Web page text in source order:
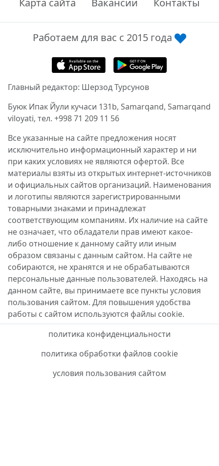
Карта сайта
Вакансии Контакты
Работаем для вас с 2015 года
Главный редактор: Шерзод Турсунов
Буюк Ипак Йули кучаси 131b, Samarqand, Samarqand
viloyati, тел. +998 71 209 11 56
Все указанные на сайте предложения носят
исключительно информационный характер и ни
при каких условиях не являются офертой. Все
материалы взяты из открытых интернет-источников
и официальных сайтов организаций. Наименования
и логотипы являются зарегистрированными
товарными знаками и принадлежат
соответствующим компаниям. Их наличие на сайте
не означает, что обладатели прав имеют какое-
либо отношение к данному сайту или иным
образом связаны с данным сайтом. На сайте не
собираются, не хранятся и не обрабатываются
персональные данные пользователей. Находясь на
данном сайте, вы принимаете все пункты условия
пользования сайтом. Для повышения удобства
работы с сайтом используются файлы cookie.
политика конфиденциальности
политика обработки файлов cookie
условия пользования сайтом